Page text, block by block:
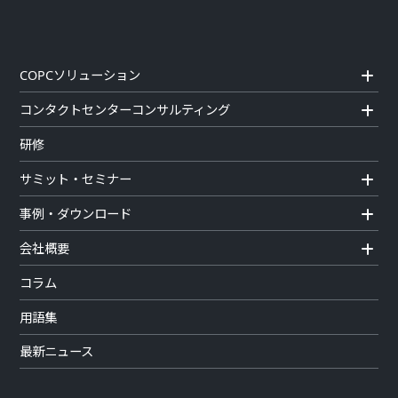
COPCソリューション
コンタクトセンターコンサルティング
研修
サミット・セミナー
事例・ダウンロード
会社概要
コラム
用語集
最新ニュース